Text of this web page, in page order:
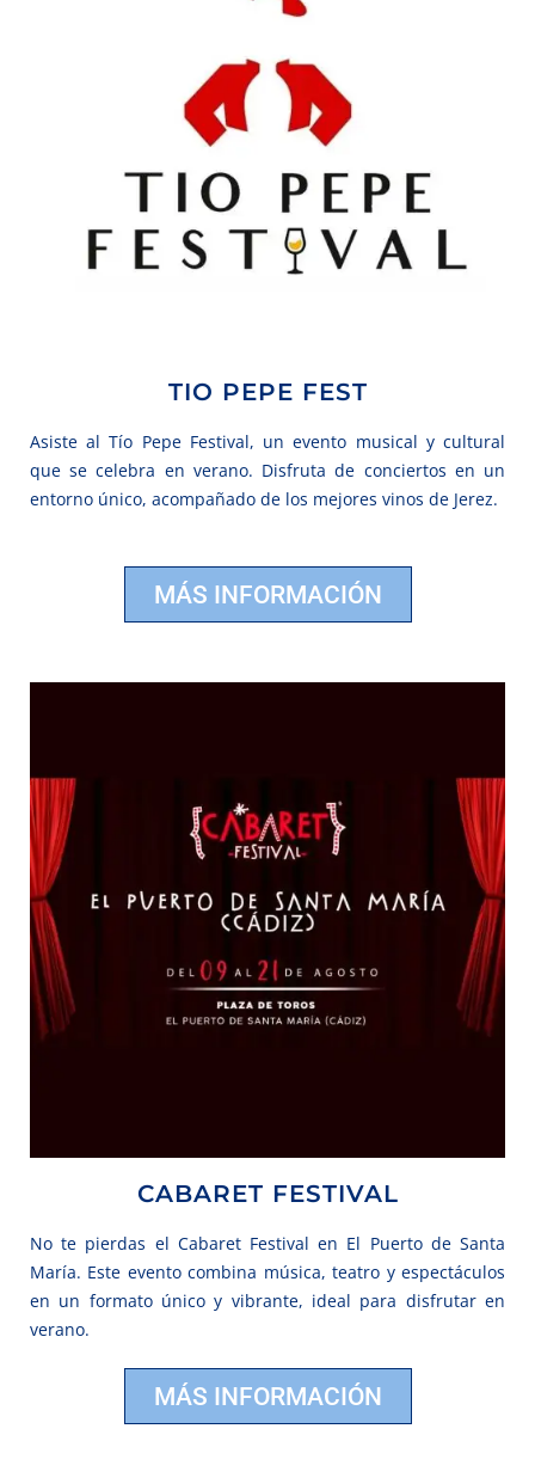
TIO PEPE FEST
Asiste al Tío Pepe Festival, un evento musical y cultural
que se celebra en verano. Disfruta de conciertos en un
entorno único, acompañado de los mejores vinos de Jerez.
MÁS INFORMACIÓN
CABARET FESTIVAL
No te pierdas el Cabaret Festival en El Puerto de Santa
María. Este evento combina música, teatro y espectáculos
en un formato único y vibrante, ideal para disfrutar en
verano.
MÁS INFORMACIÓN